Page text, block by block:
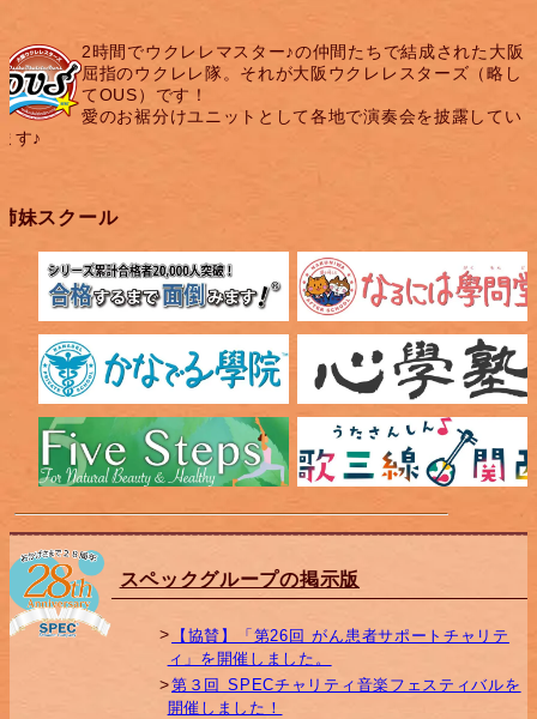
2時間でウクレレマスター♪の仲間たちで結成された大阪
屈指のウクレレ隊。それが大阪ウクレレスターズ（略し
てOUS）です！
愛のお裾分けユニットとして各地で演奏会を披露してい
す♪
妹スクール
スペックグループの掲示版
【協賛】「第26回 がん患者サポートチャリテ
ィ」を開催しました。
第３回 SPECチャリティ音楽フェスティバルを
開催しました！